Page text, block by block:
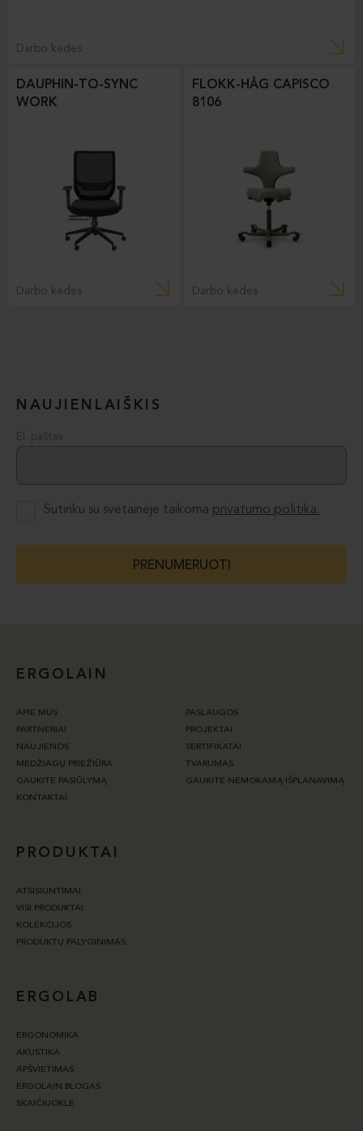
Darbo kėdės
DAUPHIN-TO-SYNC
WORK
Darbo kėdės
FLOKK-HÅG CAPISCO
8106
Darbo kėdės
NAUJIENLAIŠKIS
El. paštas
Sutinku su svetainėje taikoma privatumo politika.
PRENUMERUOTI
ERGOLAIN
APIE MUS
PASLAUGOS
PARTNERIAI
PROJEKTAI
NAUJIENOS
SERTIFIKATAI
MEDŽIAGŲ PRIEŽIŪRA
TVARUMAS
GAUKITE PASIŪLYMĄ
GAUKITE NEMOKAMĄ IŠPLANAVIMĄ
KONTAKTAI
PRODUKTAI
ATSISIUNTIMAI
VISI PRODUKTAI
KOLEKCIJOS
PRODUKTŲ PALYGINIMAS
ERGOLAB
ERGONOMIKA
AKUSTIKA
APŠVIETIMAS
ERGOLAIN BLOGAS
SKAIČIUOKLĖ